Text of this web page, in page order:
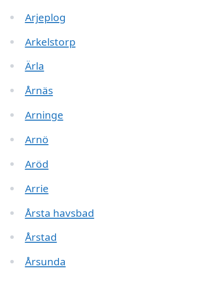
Arjeplog
Arkelstorp
Ärla
Årnäs
Arninge
Arnö
Aröd
Arrie
Årsta havsbad
Årstad
Årsunda